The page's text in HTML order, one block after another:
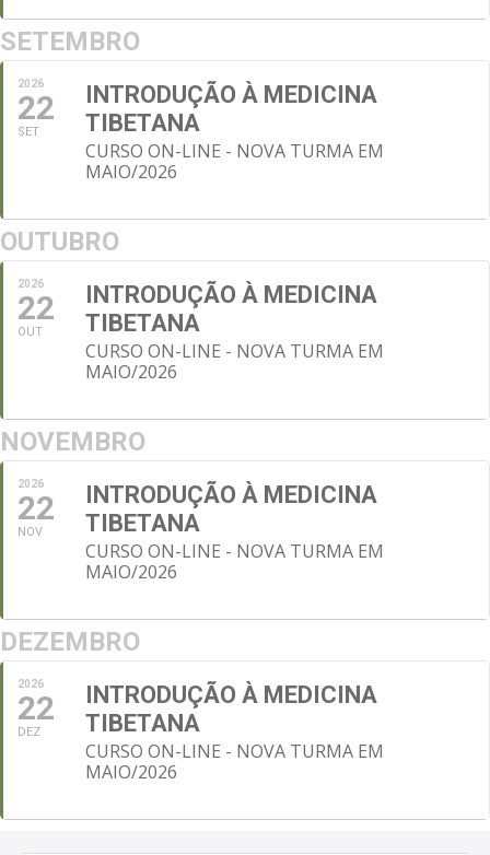
SETEMBRO
2026
22
SET
INTRODUÇÃO À MEDICINA
TIBETANA
CURSO ON-LINE - NOVA TURMA EM
MAIO/2026
OUTUBRO
2026
22
OUT
INTRODUÇÃO À MEDICINA
TIBETANA
CURSO ON-LINE - NOVA TURMA EM
MAIO/2026
NOVEMBRO
2026
22
NOV
INTRODUÇÃO À MEDICINA
TIBETANA
CURSO ON-LINE - NOVA TURMA EM
MAIO/2026
DEZEMBRO
2026
22
DEZ
INTRODUÇÃO À MEDICINA
TIBETANA
CURSO ON-LINE - NOVA TURMA EM
MAIO/2026